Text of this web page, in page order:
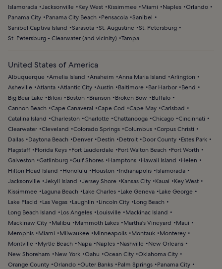
Islamorada Jacksonville Key West Kissimmee Miami Naples Orlando
Panama City
Panama City Beach Pensacola Sanibel
Sanibel Captiva Island
Sarasota St. Augustine St. Petersburg
St. Petersburg - Clearwater (and vicinity)
Tampa
United States of America
Albuquerque Amelia Island Anaheim Anna Maria Island
Arlington
Asheville Atlanta Atlantic City Austin Baltimore Bar Harbor
Bend
Big Bear Lake
Biloxi Boston Branson Broken Bow
Buffalo
Cannon Beach
Cape Canaveral Cape Cod Cape May Carlsbad
Catalina Island
Charleston Charlotte Chattanooga Chicago Cincinnati
Clearwater Cleveland Colorado Springs Columbus Corpus Christi
Dallas
Daytona Beach Denver Destin Detroit Door County
Estes Park
Flagstaff
Florida Keys Fort Lauderdale Fort Walton Beach
Fort Worth
Galveston
Gatlinburg Gulf Shores Hamptons Hawaii Island
Helen
Hilton Head Island
Honolulu Houston Indianapolis
Islamorada
Jacksonville Jekyll Island Jersey Shore Kansas City Kauai
Key West
Kissimmee
Laguna Beach Lake Charles Lake Geneva
Lake George
Lake Placid
Las Vegas Laughlin Lincoln City
Long Beach
Long Beach Island
Los Angeles Louisville
Mackinac Island
Mackinaw City
Malibu Mammoth Lakes Martha's Vineyard
Maui
Memphis
Miami Milwaukee Minneapolis Montauk
Monterey
Montville
Myrtle Beach Napa Naples Nashville
New Orleans
New Shoreham
New York Oahu Ocean City Oklahoma City
Orange County Orlando Outer Banks Palm Springs
Panama City